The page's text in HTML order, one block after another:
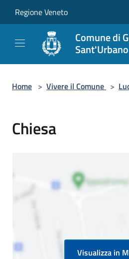
Regione Veneto
Comune di
Sant'Urbano
Home > Vivere il Comune >
Chiesa
Visualizza in